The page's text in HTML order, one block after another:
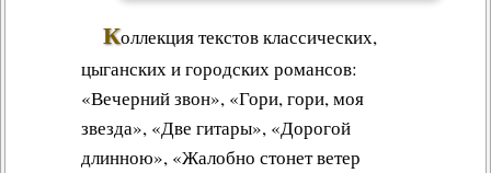
Коллекция текстов классических,
цыганских и городских романсов:
«Вечерний звон», «Гори, гори, моя
звезда», «Две гитары», «Дорогой
длинною», «Жалобно стонет ветер